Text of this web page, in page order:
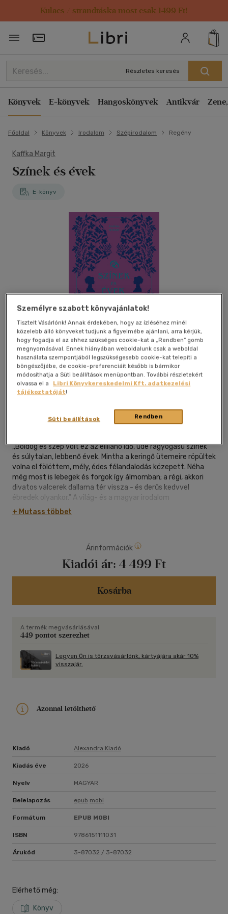
Kulacs / strandtáska most csak 1499 Ft!
Törzsvásárlói Kártya adatai
Részletes keresés
Könyvek E-könyvek Hangoskönyvek Antikvár
Főoldal Könyvek Irodalom Szépirodalom Regény
Kaffka Margit
Színek és évek
E-könyv
Beleolvasok Kívánságlistához adom Megosztom
Alexandra Kiadó|2026|magyar nyelvű
,,Boldog és szép volt ez az elillanó idő, üde ragyogású színek
és súlytalan, lebbenő évek. Mintha a keringő ütemeire röpültek
volna el fölöttem, mély, édes félandalodás közepett. Néha
még most is lebegek és forgok így álmomban; a régi, akkori
divatos valcerek dallama tér vissza - és derűs kedvvel
ébredek olyankor." A világ- és a magyar irodalom
feledhetetlen remekműveit tartalmazó Alexandra
klasszikusok-sorozat exkluzív minőségű kiadványai méltó
+ Mutass többet
Árinformációk
Kiadói ár: 4 499 Ft
Kosárba
A termék megvásárlásával
449 pontot szerezhet
Legyen Ön is törzsvásárlónk, kártyájára akár 10%
visszajár.
Azonnal letölthető
Kiadó Alexandra Kiadó
Kiadás éve 2026
Nyelv MAGYAR
Belelapozás epub mobi
Formátum EPUB MOBI
ISBN 9786151111031
Árukód 3-87032 / 3-87032
Elérhető még:
Könyv
Személyre szabott könyvajánlatok!
Tisztelt Vásárlónk! Annak érdekében, hogy az ízléséhez minél
közelebb álló könyveket tudjunk a figyelmébe ajánlani, arra kérjük,
hogy fogadja el az ehhez szükséges cookie-kat a „Rendben” gomb
megnyomásával. Ennek hiányában weboldalunk csak a weboldal
használata szempontjából legszükségesebb cookie-kat telepíti a
böngészőjébe, de cookie-preferenciáit később is bármikor
módosíthatja a Süti beállítások menüpontban. További részletekért
olvassa el a
Libri Könyvkereskedelmi Kft. adatkezelési
tájékoztatóját!
Rendben
Süti beállítások